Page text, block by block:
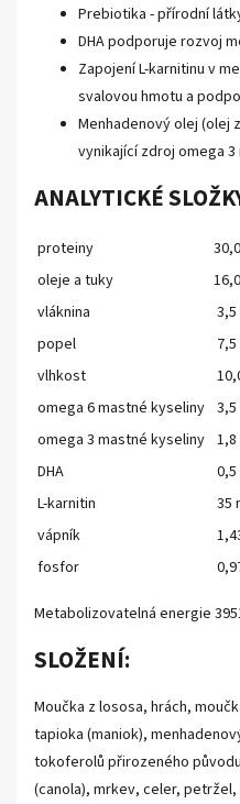
Prebiotika - přírodní
DHA podporuje rozvoj
Zapojení L-karnitinu v
svalovou hmotu a
Menhadenový olej (olej
vynikající zdroj omega
ANALYTICKÉ
proteiny
oleje a tuky
vláknina
popel
vlhkost
omega 6 mastné kyseliny
omega 3 mastné kyseliny
DHA
L-karnitin
35
vápník
fosfor
Metabolizovatelná energie
SLOŽENÍ:
Moučka z lososa, hrách,
tapioka (maniok),
tokoferolů přirozeného
(canola), mrkev, celer,